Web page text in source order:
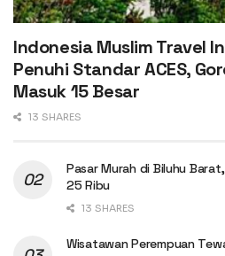
Indonesia Muslim Travel
Penuhi Standar ACES,
Masuk 15 Besar
13 SHARES
Pasar Murah di Biluhu
25 Ribu
13 SHARES
Wisatawan Perempuan